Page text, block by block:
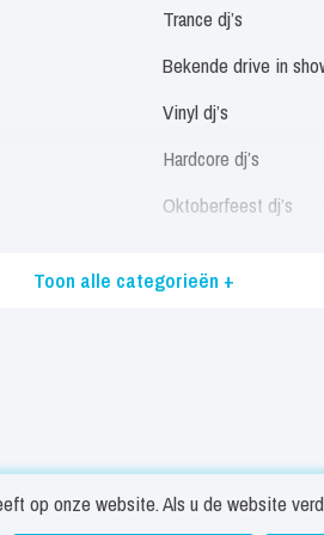
Trance dj’s
Bekende drive in
Vinyl dj’s
Hardcore dj’s
Oktoberfeest dj’s
Alle dj’s
Singer songwriters
Solist
Toon alle categorieën +
op onze website. Als u de website